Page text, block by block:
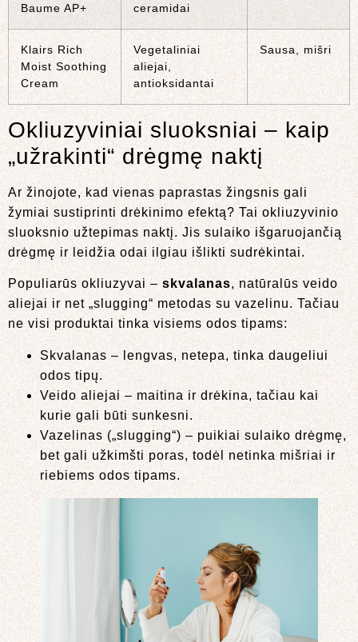
Baume AP+
ceramidai
Klairs Rich
Moist Soothing
Cream
Vegetaliniai
aliejai,
antioksidantai
Sausa, mišri
Okliuzyviniai sluoksniai – kaip
„užrakinti“ drėgmę naktį
Ar žinojote, kad vienas paprastas žingsnis gali
žymiai sustiprinti drėkinimo efektą? Tai okliuzyvinio
sluoksnio užtepimas naktį. Jis sulaiko išgaruojančią
drėgmę ir leidžia odai ilgiau išlikti sudrėkintai.
Populiarūs okliuzyvai – skvalanas, natūralūs veido
aliejai ir net „slugging“ metodas su vazelinu. Tačiau
ne visi produktai tinka visiems odos tipams:
Skvalanas – lengvas, netepa, tinka daugeliui
odos tipų.
Veido aliejai – maitina ir drėkina, tačiau kai
kurie gali būti sunkesni.
Vazelinas („slugging“) – puikiai sulaiko drėgmę,
bet gali užkimšti poras, todėl netinka mišriai ir
riebiems odos tipams.